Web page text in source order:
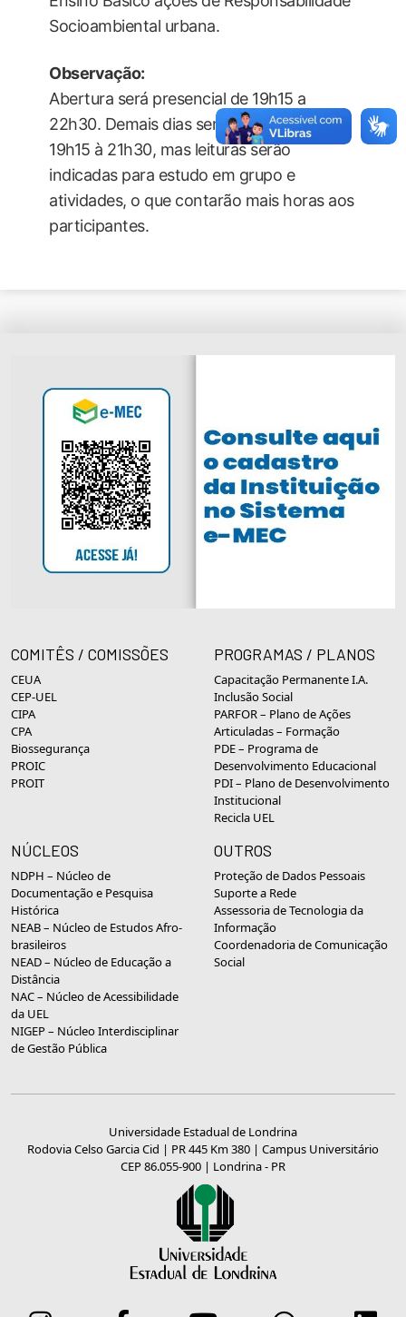
Socioambiental urbana.
Observação:
Abertura será presencial de 19h15 a
22h30. Demais dias serão remotos de
19h15 à 21h30, mas leituras serão
indicadas para estudo em grupo e
atividades, o que contarão mais horas aos
participantes.
COMITÊS / COMISSÕES
CEUA
CEP-UEL
CIPA
CPA
Biossegurança
PROIC
PROIT
PROGRAMAS / PLANOS
Capacitação Permanente I.A.
Inclusão Social
PARFOR – Plano de Ações
Articuladas – Formação
PDE – Programa de
Desenvolvimento Educacional
PDI – Plano de Desenvolvimento
Institucional
Recicla UEL
NÚCLEOS
NDPH – Núcleo de
Documentação e Pesquisa
Histórica
NEAB – Núcleo de Estudos Afro-
brasileiros
NEAD – Núcleo de Educação a
Distância
NAC – Núcleo de Acessibilidade
da UEL
NIGEP – Núcleo Interdisciplinar
de Gestão Pública
OUTROS
Proteção de Dados Pessoais
Suporte a Rede
Assessoria de Tecnologia da
Informação
Coordenadoria de Comunicação
Social
Universidade Estadual de Londrina
Rodovia Celso Garcia Cid | PR 445 Km 380 | Campus Universitário
CEP 86.055-900 | Londrina - PR